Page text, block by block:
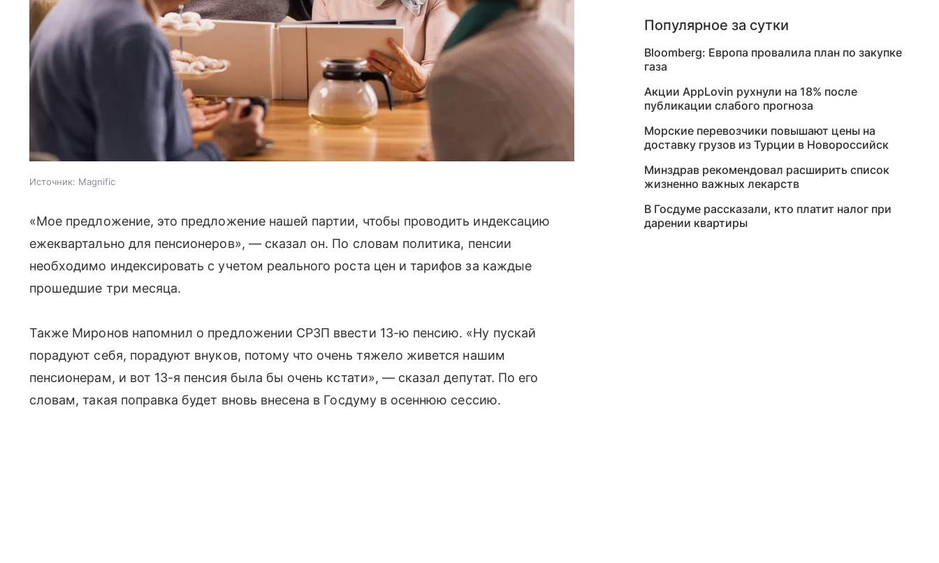
Источник: Magnific
«Мое предложение, это предложение нашей партии, чтобы проводить индексацию
ежеквартально для пенсионеров», — сказал он. По словам политика, пенсии
необходимо индексировать с учетом реального роста цен и тарифов за каждые
прошедшие три месяца.
Также Миронов напомнил о предложении СРЗП ввести 13-ю пенсию. «Ну пускай
порадуют себя, порадуют внуков, потому что очень тяжело живется нашим
пенсионерам, и вот 13-я пенсия была бы очень кстати», — сказал депутат. По его
словам, такая поправка будет вновь внесена в Госдуму в осеннюю сессию.
Популярное за сутки
Bloomberg: Европа провалила план по закупке
газа
Акции AppLovin рухнули на 18% после
публикации слабого прогноза
Морские перевозчики повышают цены на
доставку грузов из Турции в Новороссийск
Минздрав рекомендовал расширить список
жизненно важных лекарств
В Госдуме рассказали, кто платит налог при
дарении квартиры